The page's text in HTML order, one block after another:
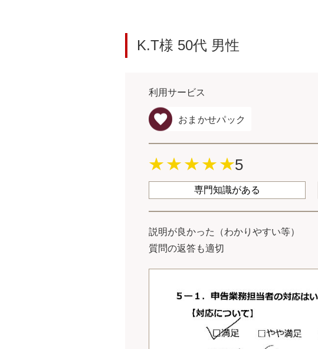
K.T様 50代 男性
利用サービス
おまかせパック
5
専門知識がある
説明が良かった（わかりやすい等）
質問の返答も適切